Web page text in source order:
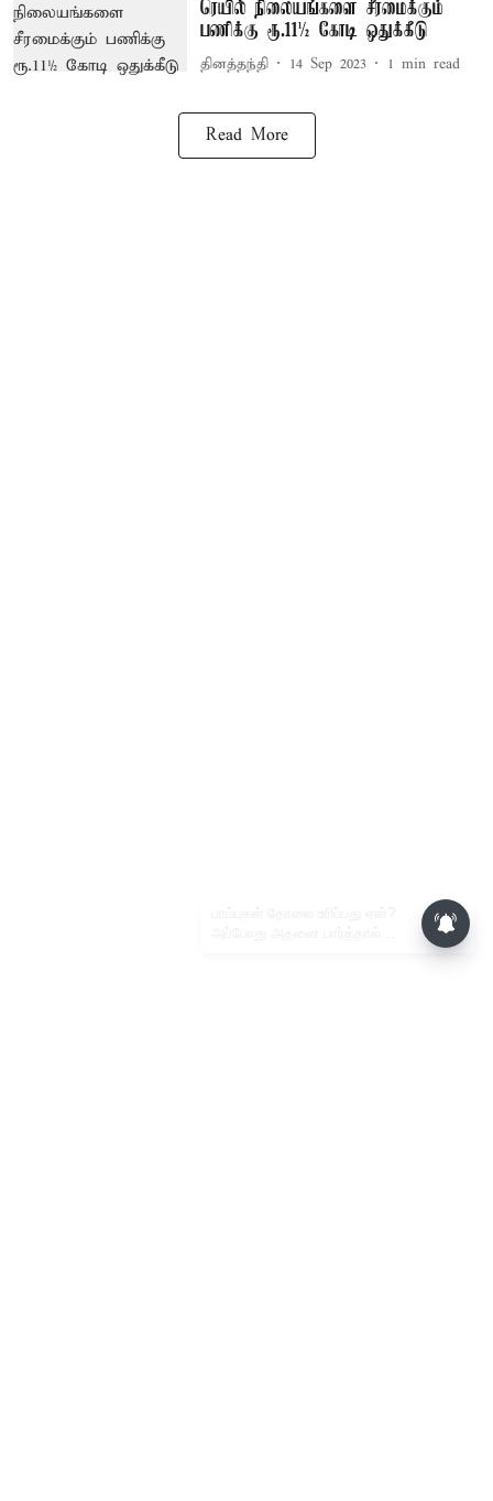
ரெயில் நிலையங்களை சீரமைக்கும்
பணிக்கு ரூ.11½ கோடி ஒதுக்கீடு
தினத்தந்தி 14 Sep 2023 1 min read
Read More